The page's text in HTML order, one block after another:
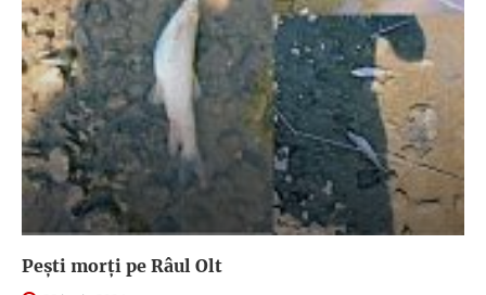
Pești morți pe Râul Olt